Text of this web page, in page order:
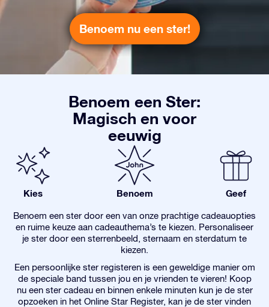
Benoem nu een ster!
Benoem een Ster:
Magisch en voor
eeuwig
Kies Benoem Geef
Benoem een ster door een van onze prachtige cadeauopties
en ruime keuze aan cadeauthema’s te kiezen. Personaliseer
je ster door een sterrenbeeld, sternaam en sterdatum te
kiezen.
Een persoonlijke ster registeren is een geweldige manier om
de speciale band tussen jou en je vrienden te vieren! Koop
nu een ster cadeau en binnen enkele minuten kun je de ster
opzoeken in het Online Star Register, kan je de ster vinden